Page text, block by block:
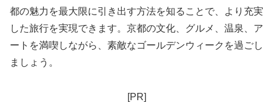
都の魅力を最大限に引き出す方法を知ることで、より充実
した旅行を実現できます。京都の文化、グルメ、温泉、ア
ートを満喫しながら、素敵なゴールデンウィークを過ごし
ましょう。
[PR]